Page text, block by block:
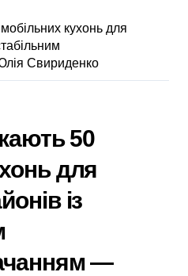
кухонь для
Свириденко
50
для
із
—